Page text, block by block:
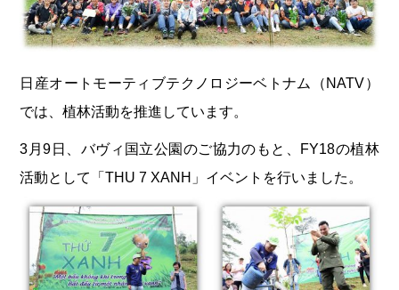
日産オートモーティブテクノロジーベトナム（NATV）
では、植林活動を推進しています。
3月9日、バヴィ国立公園のご協力のもと、FY18の植林
活動として「THU 7 XANH」イベントを行いました。